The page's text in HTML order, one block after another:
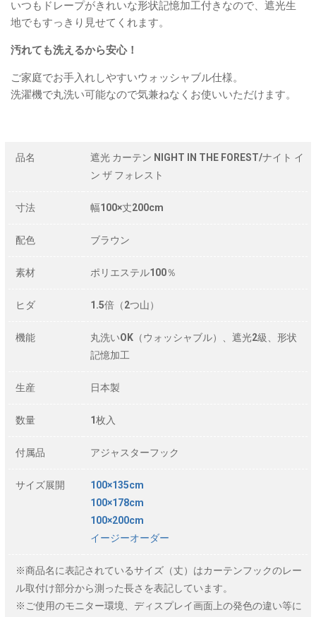
いつもドレープがきれいな形状記憶加工付きなので、遮光生
地でもすっきり見せてくれます。
汚れても洗えるから安心！
ご家庭でお手入れしやすいウォッシャブル仕様。
洗濯機で丸洗い可能なので気兼ねなくお使いいただけます。
品名
遮光 カーテン NIGHT IN THE FOREST/ナイト イ
ン ザ フォレスト
寸法 幅100×丈200cm
配色 ブラウン
素材 ポリエステル100％
ヒダ 1.5倍（2つ山）
機能
丸洗いOK（ウォッシャブル）、遮光2級、形状
記憶加工
生産 日本製
数量 1枚入
付属品 アジャスターフック
サイズ展開
100×135cm
100×178cm
100×200cm
イージーオーダー
※商品名に表記されているサイズ（丈）はカーテンフックのレー
ル取付け部分から測った長さを表記しています。
※ご使用のモニター環境、ディスプレイ画面上の発色の違い等に